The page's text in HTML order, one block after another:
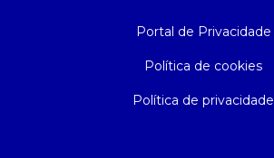
Portal de Privacidade
Política de cookies
Política de privacidade